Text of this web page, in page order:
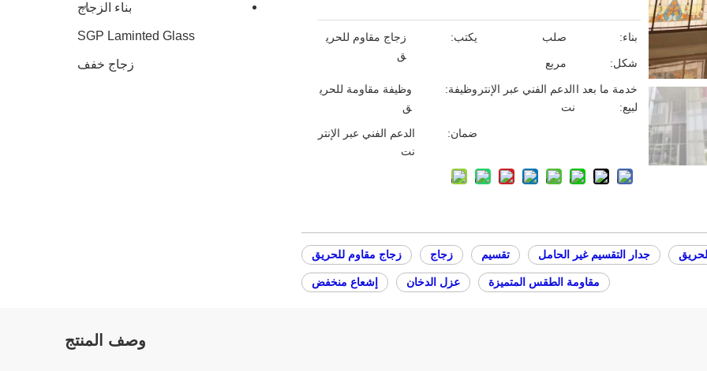
بناء الزجاج
SGP Laminted Glass
زجاج خفف
يكتب:
زجاج مقاوم للحري
ق
بناء: صلب
شكل: مربع
وظيفة:
وظيفة مقاومة للحري
ق
خدمة ما بعد ا
لبيع:
الدعم الفني عبر الإنتر
نت
ضمان:
الدعم الفني عبر الإنتر
نت
زجاج مقاوم للحريق زجاج تقسيم جدار التقسيم غير الحامل
إشعاع منخفض عزل الدخان مقاومة الطقس المتميزة
وصف المنتج